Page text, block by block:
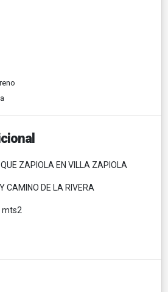
ZAPIOLA EN VILLA ZAPIOLA
CAMINO DE LA RIVERA
mts2